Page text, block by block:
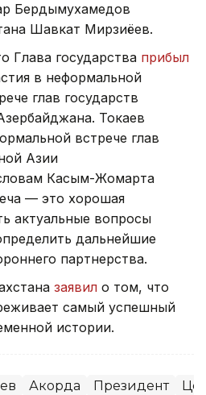
Бердымухамедов
Шавкат Мирзиёев.
Глава государства прибыл
в неформальной
глав государств
Токаев
встрече глав
Азии
Касым-Жомарта
— это хорошая
актуальные вопросы
дальнейшие
партнерства.
заявил о том, что
самый успешный
истории.
Акорда Президент